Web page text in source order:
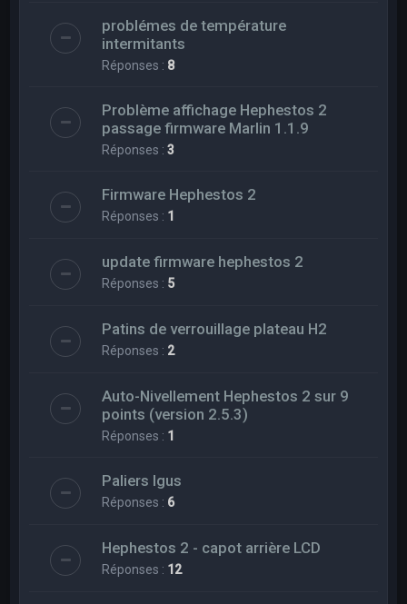
problémes de température
intermitants
Réponses : 8
Problème affichage Hephestos 2
passage firmware Marlin 1.1.9
Réponses :3
Firmware Hephestos 2
Réponses : 1
update firmware hephestos 2
Réponses : 5
Patins de verrouillage plateau H2
Réponses : 2
Auto-Nivellement Hephestos 2 sur 9
points (version 2.5.3)
Réponses : 1
Paliers Igus
Réponses : 6
Hephestos 2 - capot arrière LCD
Réponses : 12